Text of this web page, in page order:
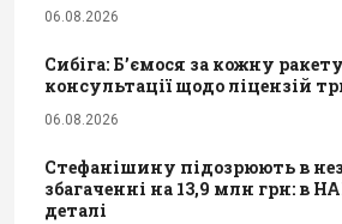
06.08.2026
Сибіга: Б’ємося за кожну
консультації щодо ліцензій
06.08.2026
Стефанішину підозрюють в
збагаченні на 13,9 млн грн: в
деталі